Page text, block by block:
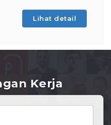
Lihat detail
Kerja